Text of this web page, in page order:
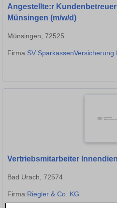
Angestellte:r
Münsingen (m/w/d)
Münsingen, 72525
Firma:SV SparkassenVersicherung
Vertriebsmitarbeiter
Bad Urach, 72574
Firma:Riegler & Co. KG